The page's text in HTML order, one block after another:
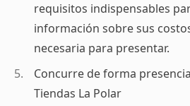
requisitos indispensables
información sobre sus
necesaria para presentar.
Concurre de forma
Tiendas La Polar